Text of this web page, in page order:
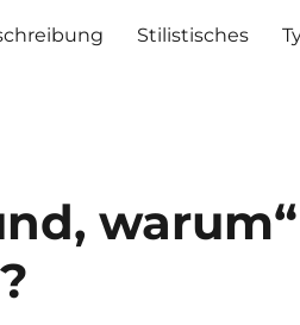
Stilistisches